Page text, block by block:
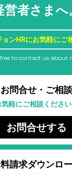
営者さまへ
ンHRにお気軽にご
free to contact us about
お問合せ・ご相談
気軽にご相談ください
お問合せする
請求ダウンロ